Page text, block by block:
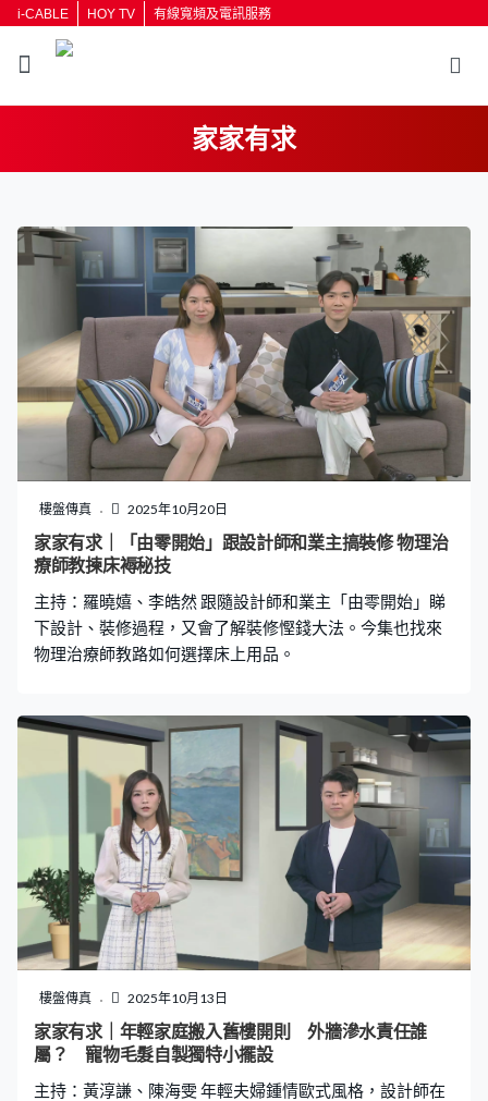
i-CABLE HOY TV 有線寬頻及電訊服務
家家有求
樓盤傳真 2025年10月20日
家家有求｜「由零開始」跟設計師和業主搞裝修 物理治
療師教揀床褥秘技
主持：羅曉嬉、李皓然 跟隨設計師和業主「由零開始」睇
下設計、裝修過程，又會了解裝修慳錢大法。今集也找來
物理治療師教路如何選擇床上用品。
樓盤傳真 2025年10月13日
家家有求｜年輕家庭搬入舊樓開則 外牆滲水責任誰
屬？ 寵物毛髮自製獨特小擺設
主持：黃淳謙、陳海雯 年輕夫婦鍾情歐式風格，設計師在